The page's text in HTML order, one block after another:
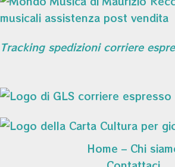
Tracking spedizioni corriere
Home – Chi